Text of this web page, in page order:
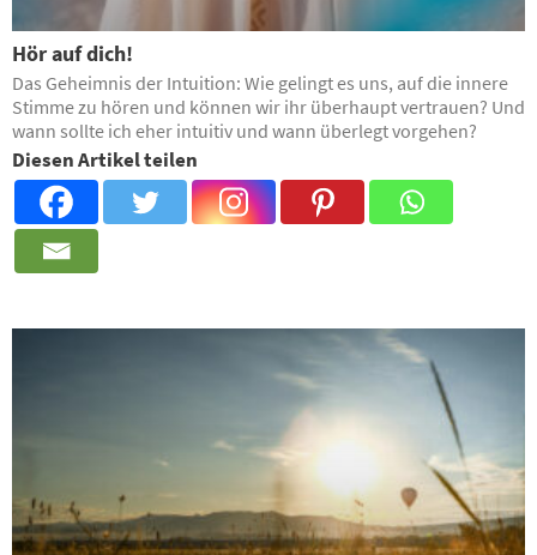
Hör auf dich!
Das Geheimnis der Intuition: Wie gelingt es uns, auf die innere
Stimme zu hören und können wir ihr überhaupt vertrauen? Und
wann sollte ich eher intuitiv und wann überlegt vorgehen?
Diesen Artikel teilen